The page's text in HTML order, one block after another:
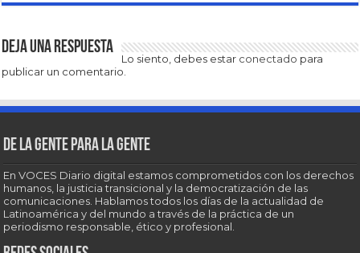
Deja una respuesta
Lo siento, debes estar conectado para
publicar un comentario.
De la gente para la gente
En VOCES Diario digital estamos comprometidos con los derechos
humanos, la justicia transicional y la democratización de las
comunicaciones. Hablamos todos los días de la actualidad de
Latinoamérica y del mundo a través de la práctica de un
periodismo responsable, ético y profesional.